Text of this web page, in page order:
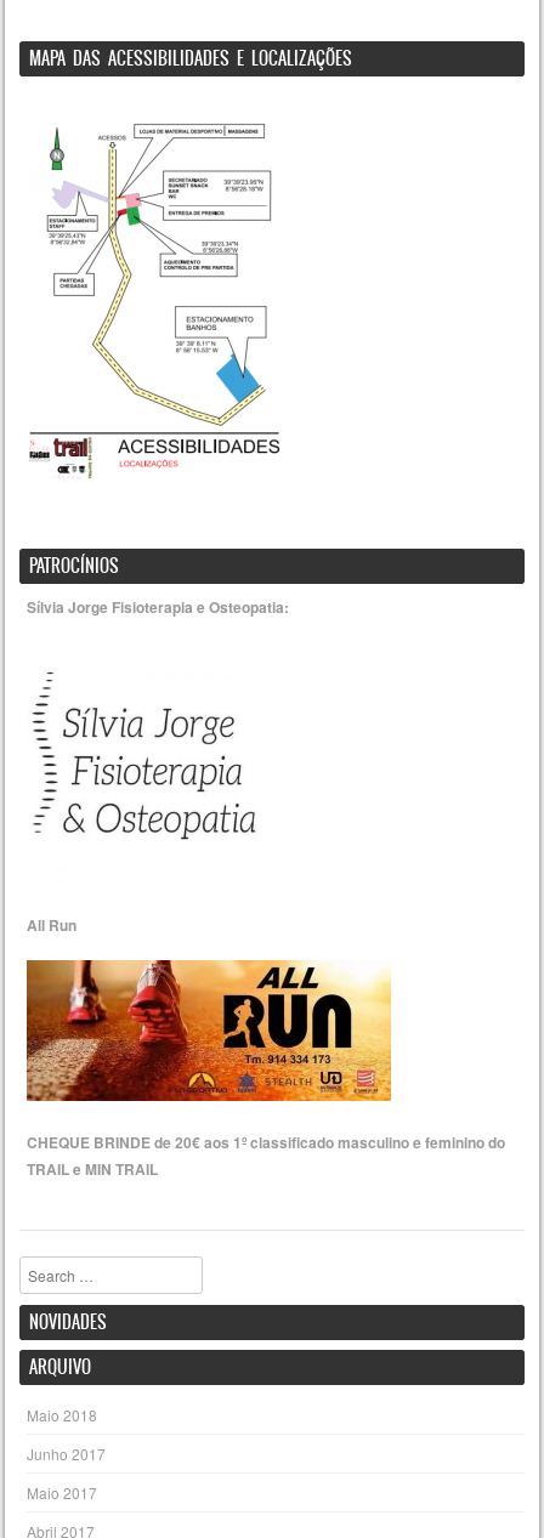
MAPA DAS ACESSIBILIDADES E LOCALIZAÇÕES
PATROCÍNIOS
Sílvia Jorge Fisioterapia e Osteopatia:
All Run
CHEQUE BRINDE de 20€ aos 1º classificado masculino e feminino do
TRAIL e MIN TRAIL
Pesquisar
NOVIDADES
ARQUIVO
Maio 2018
Junho 2017
Maio 2017
Abril 2017